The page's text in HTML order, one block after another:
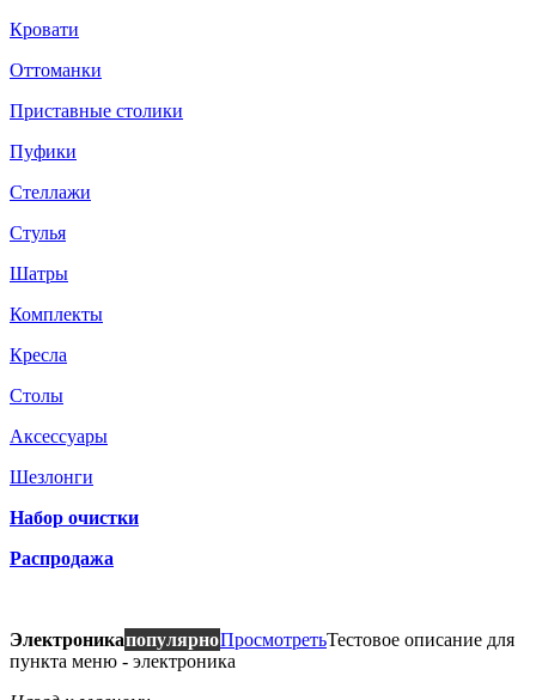
Кровати
Оттоманки
Приставные столики
Пуфики
Стеллажи
Стулья
Шатры
Комплекты
Кресла
Столы
Аксессуары
Шезлонги
Набор очистки
Распродажа
ЭлектроникапопулярноПросмотретьТестовое описание для
пункта меню - электроника